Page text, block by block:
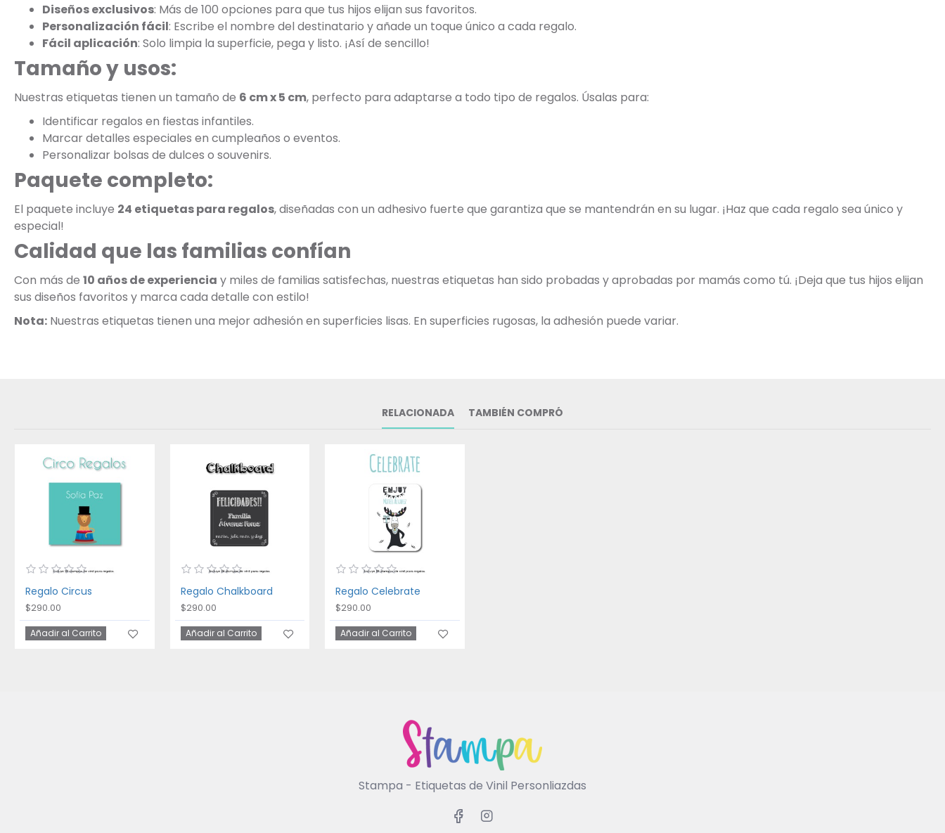
Diseños exclusivos: Más de 100 opciones para que tus hijos elijan sus favoritos.
Personalización fácil: Escribe el nombre del destinatario y añade un toque único a cada regalo.
Fácil aplicación: Solo limpia la superficie, pega y listo. ¡Así de sencillo!
Tamaño y usos:
Nuestras etiquetas tienen un tamaño de 6 cm x 5 cm, perfecto para adaptarse a todo tipo de regalos. Úsalas para:
Identificar regalos en fiestas infantiles.
Marcar detalles especiales en cumpleaños o eventos.
Personalizar bolsas de dulces o souvenirs.
Paquete completo:
El paquete incluye 24 etiquetas para regalos, diseñadas con un adhesivo fuerte que garantiza que se mantendrán en su lugar. ¡Haz que cada regalo sea único y
especial!
Calidad que las familias confían
Con más de 10 años de experiencia y miles de familias satisfechas, nuestras etiquetas han sido probadas y aprobadas por mamás como tú. ¡Deja que tus hijos elijan
sus diseños favoritos y marca cada detalle con estilo!
Nota: Nuestras etiquetas tienen una mejor adhesión en superficies lisas. En superficies rugosas, la adhesión puede variar.
RELACIONADA TAMBIÉN COMPRÓ
Regalo Circus
$290.00
Añadir al Carrito
Regalo Chalkboard
$290.00
Añadir al Carrito
Regalo Celebrate
$290.00
Añadir al Carrito
Stampa - Etiquetas de Vinil Personliazdas